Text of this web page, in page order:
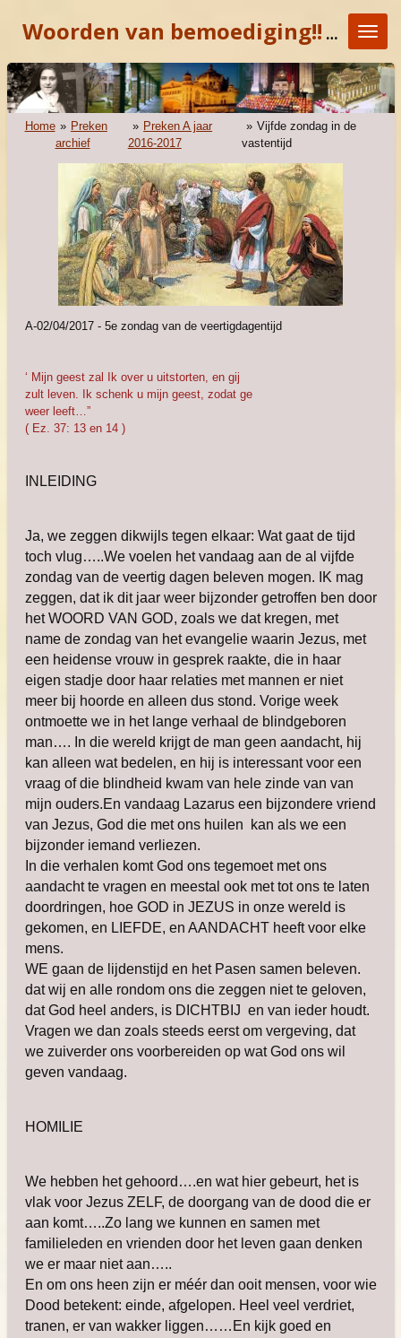
direct
de
hoofdinhoud
Woorden van bemoediging!!"KOM
Home » Preken
archief
» Preken A jaar
2016-2017
» Vijfde zondag in de
vastentijd
A-02/04/2017 - 5e zondag van de veertigdagentijd
‘ Mijn geest zal Ik over u uitstorten, en gij
zult leven. Ik schenk u mijn geest, zodat ge
weer leeft…”
( Ez. 37: 13 en 14 )
INLEIDING
Ja, we zeggen dikwijls tegen elkaar: Wat gaat de tijd
toch vlug…..We voelen het vandaag aan de al vijfde
zondag van de veertig dagen beleven mogen. IK mag
zeggen, dat ik dit jaar weer bijzonder getroffen ben door
het WOORD VAN GOD, zoals we dat kregen, met
name de zondag van het evangelie waarin Jezus, met
een heidense vrouw in gesprek raakte, die in haar
eigen stadje door haar relaties met mannen er niet
meer bij hoorde en alleen dus stond. Vorige week
ontmoette we in het lange verhaal de blindgeboren
man…. In die wereld krijgt de man geen aandacht, hij
kan alleen wat bedelen, en hij is interessant voor een
vraag of die blindheid kwam van hele zinde van van
mijn ouders.En vandaag Lazarus een bijzondere vriend
van Jezus, God die met ons huilen kan als we een
bijzonder iemand verliezen.
In die verhalen komt God ons tegemoet met ons
aandacht te vragen en meestal ook met tot ons te laten
doordringen, hoe GOD in JEZUS in onze wereld is
gekomen, en LIEFDE, en AANDACHT heeft voor elke
mens.
WE gaan de lijdenstijd en het Pasen samen beleven.
dat wij en alle rondom ons die zeggen niet te geloven,
dat God heel anders, is DICHTBIJ en van ieder houdt.
Vragen we dan zoals steeds eerst om vergeving, dat
we zuiverder ons voorbereiden op wat God ons wil
geven vandaag.
HOMILIE
We hebben het gehoord….en wat hier gebeurt, het is
vlak voor Jezus ZELF, de doorgang van de dood die er
aan komt…..Zo lang we kunnen en samen met
familieleden en vrienden door het leven gaan denken
we er maar niet aan…..
En om ons heen zijn er méér dan ooit mensen, voor wie
Dood betekent: einde, afgelopen. Heel veel verdriet,
tranen, er van wakker liggen……En kijk goed en